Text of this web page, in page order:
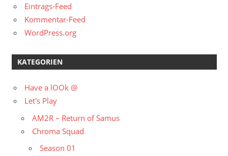
Eintrags-Feed
Kommentar-Feed
WordPress.org
KATEGORIEN
Have a lOOk @
Let's Play
AM2R – Return of Samus
Chroma Squad
Season 01